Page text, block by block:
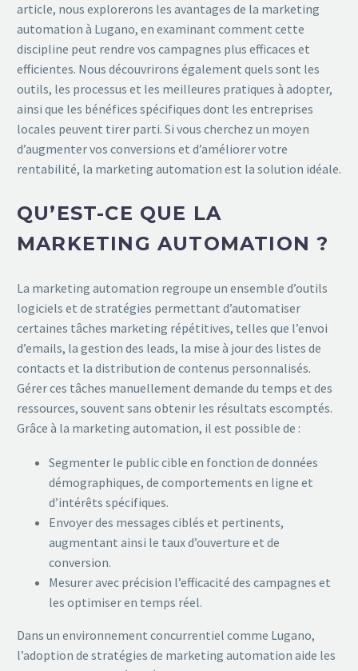
article, nous explorerons les avantages de la marketing
automation à Lugano, en examinant comment cette
discipline peut rendre vos campagnes plus efficaces et
efficientes. Nous découvrirons également quels sont les
outils, les processus et les meilleures pratiques à adopter,
ainsi que les bénéfices spécifiques dont les entreprises
locales peuvent tirer parti. Si vous cherchez un moyen
d’augmenter vos conversions et d’améliorer votre
rentabilité, la marketing automation est la solution idéale.
QU’EST-CE QUE LA
MARKETING AUTOMATION ?
La marketing automation regroupe un ensemble d’outils
logiciels et de stratégies permettant d’automatiser
certaines tâches marketing répétitives, telles que l’envoi
d’emails, la gestion des leads, la mise à jour des listes de
contacts et la distribution de contenus personnalisés.
Gérer ces tâches manuellement demande du temps et des
ressources, souvent sans obtenir les résultats escomptés.
Grâce à la marketing automation, il est possible de :
Segmenter le public cible en fonction de données
démographiques, de comportements en ligne et
d’intérêts spécifiques.
Envoyer des messages ciblés et pertinents,
augmentant ainsi le taux d’ouverture et de
conversion.
Mesurer avec précision l’efficacité des campagnes et
les optimiser en temps réel.
Dans un environnement concurrentiel comme Lugano,
l’adoption de stratégies de marketing automation aide les